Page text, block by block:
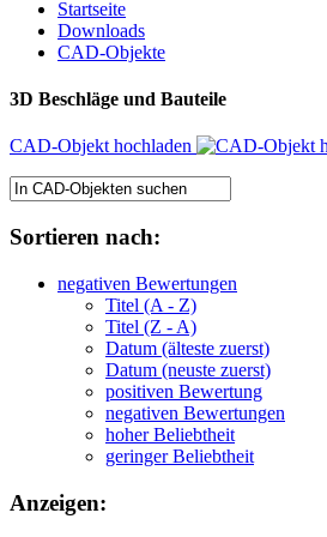
Startseite
Downloads
CAD-Objekte
3D Beschläge und Bauteile
CAD-Objekt hochladen
Sortieren nach:
negativen Bewertungen
Titel (A - Z)
Titel (Z - A)
Datum (älteste zuerst)
Datum (neuste zuerst)
positiven Bewertung
negativen Bewertungen
hoher Beliebtheit
geringer Beliebtheit
Anzeigen: